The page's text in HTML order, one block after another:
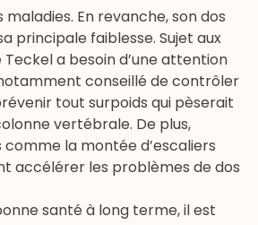
En revanche, son dos
principale faiblesse. Sujet aux
Teckel a besoin d’une attention
conseillé de contrôler
tout surpoids qui pèserait
vertébrale. De plus,
la montée d’escaliers
accélérer les problèmes de dos
santé à long terme, il est